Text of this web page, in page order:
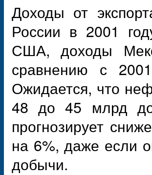
Доходы от
России в 2001
США, доходы
сравнению с
Ожидается, что
48 до 45 млрд
прогнозирует
на 6%, даже если
добычи.